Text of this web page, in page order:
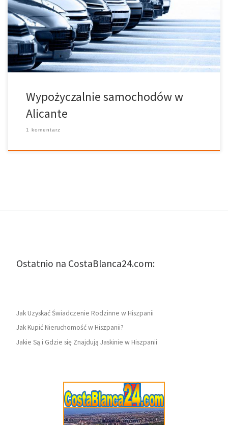
Av. de Denia s/n numer telefonu: 0034-965 152 510 strona
internetowa: www.automovilesgomis.com 3. AVIS Estación de
Trenes RENFE Av. Salamanca s/n Alicante numer telefonu: 0034-965
136 258 fax: 0034- 965 682 779 […]
Wypożyczalnie samochodów w
Alicante
1 komentarz
Ostatnio na CostaBlanca24.com:
Jak Uzyskać Świadczenie Rodzinne w Hiszpanii
Jak Kupić Nieruchomość w Hiszpanii?
Jakie Są i Gdzie się Znajdują Jaskinie w Hiszpanii